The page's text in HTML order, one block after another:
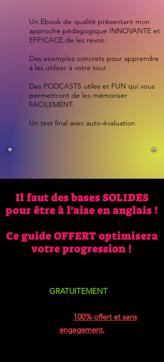
Un Ebook de qualité présentant mon
approche pédagogique INNOVANTE et
EFFICACE de les revoir.
Des exemples concrets pour apprendre
à les utiliser à votre tour.
Des PODCASTS utiles et FUN qui vous
permettront de les mémoriser
FACILEMENT.
Un test final avec auto-évaluation
Il faut des bases SOLIDES
pour être à l'aise en anglais !
Ce guide OFFERT optimisera
votre progression !
GRATUITEMENT
100% offert et sans
engagement.